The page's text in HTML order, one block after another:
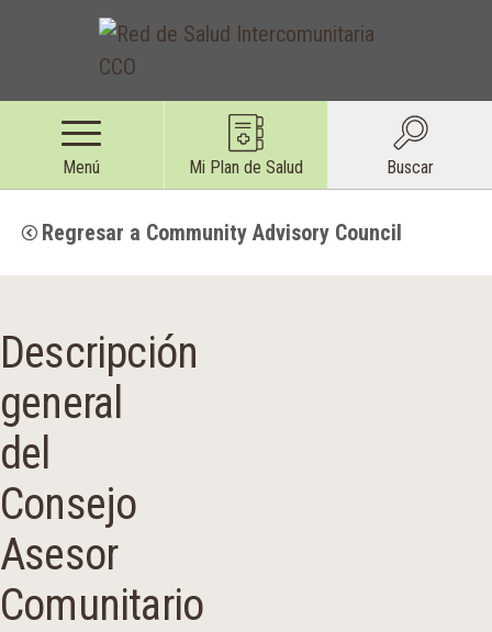
Menú Mi Plan de Salud Buscar
Regresar a Community Advisory Council
Descripción
general
del
Consejo
Asesor
Comunitario